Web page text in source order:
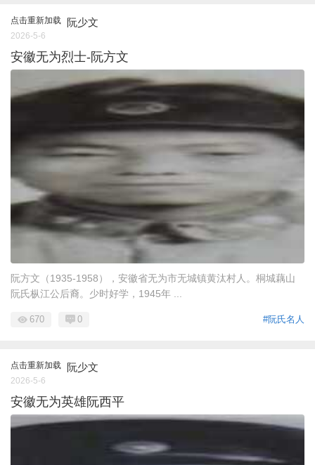
点击重新加载 阮少文
2026-5-6
安徽无为烈士-阮方文
阮方文（1935-1958），安徽省无为市无城镇黄汰村人。桐城藕山
阮氏枞江公后裔。少时好学，1945年 ...
#阮氏名人
670 0
点击重新加载 阮少文
2026-5-6
安徽无为英雄阮西平